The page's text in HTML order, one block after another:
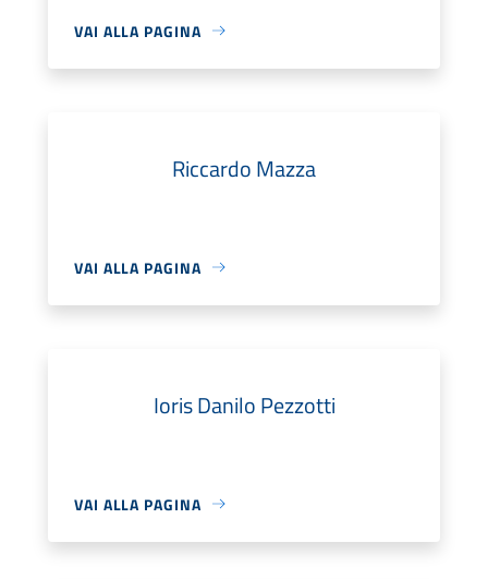
VAI ALLA PAGINA
Riccardo Mazza
VAI ALLA PAGINA
Ioris Danilo Pezzotti
VAI ALLA PAGINA